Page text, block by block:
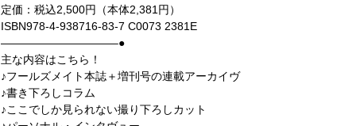
定価：税込2,500円（本体2,381円）
ISBN978-4-938716-83-7 C0073 2381E
——————————–●
主な内容はこちら！
♪フールズメイト本誌＋増刊号の連載アーカイヴ
♪書き下ろしコラム
♪ここでしか見られない撮り下ろしカット